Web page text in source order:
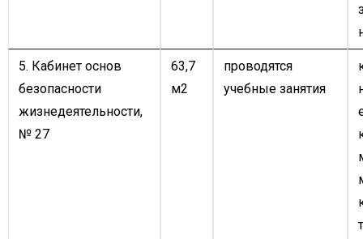
5. Кабинет основ
безопасности
жизнедеятельности,
№ 27
63,7
м2
проводятся
учебные занятия